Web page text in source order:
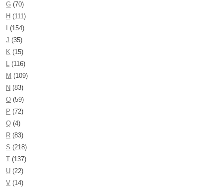
G (70)
H (111)
(154)
J (35)
K (15)
L (116)
M (109)
N (83)
O (59)
P (72)
Q (4)
R (83)
S (218)
T (137)
U (22)
V (14)